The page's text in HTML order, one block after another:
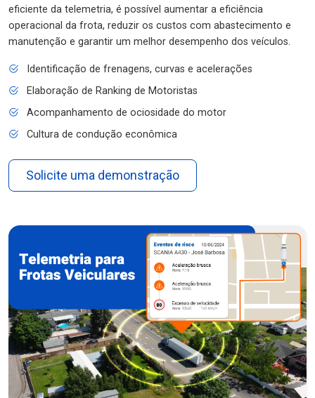
eficiente da telemetria, é possível aumentar a eficiência
operacional da frota, reduzir os custos com abastecimento e
manutenção e garantir um melhor desempenho dos veículos.
Identificação de frenagens, curvas e acelerações
Elaboração de Ranking de Motoristas
Acompanhamento de ociosidade do motor
Cultura de condução econômica
Solicite uma demonstração